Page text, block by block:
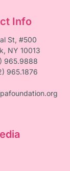
Info
St, #500
NY 10013
965.9888
965.1876